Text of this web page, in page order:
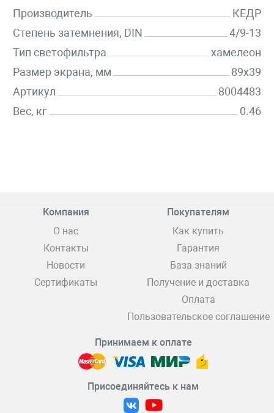
Производитель
КЕДР
Степень затемнения, DIN
4/9-13
Тип светофильтра
хамелеон
Размер экрана, мм
89х39
Артикул
8004483
Вес, кг
0.46
Компания
О нас
Контакты
Новости
Сертификаты
Покупателям
Как купить
Гарантия
База знаний
Получение и доставка
Оплата
Пользовательское соглашение
Принимаем к оплате
Присоединяйтесь к нам